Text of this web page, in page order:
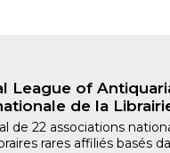
League of
de la
de 22 associations
rares affiliés basés